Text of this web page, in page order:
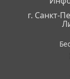
г. Санкт-